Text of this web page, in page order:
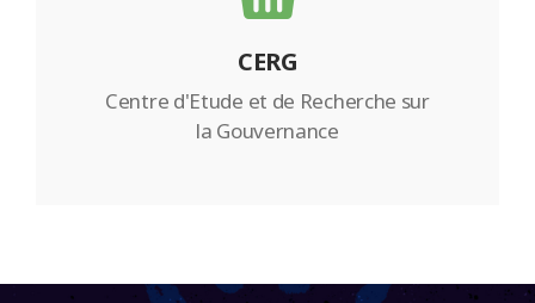
CERG
Centre d'Etude et de Recherche sur
la Gouvernance